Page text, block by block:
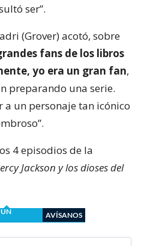
ser”.
(Grover) acotó, sobre
fans de los libros
yo era un gran fan,
preparando una serie.
un personaje tan icónico
4 episodios de la
Jackson y los dioses del
UN
AVÍSANOS